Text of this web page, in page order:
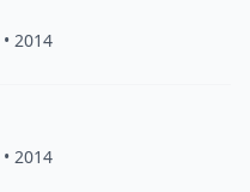
• 2014
• 2014